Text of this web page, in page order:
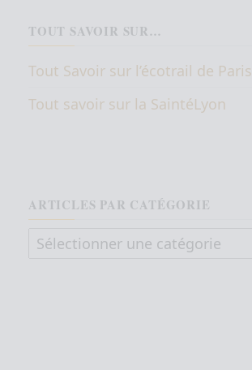
TOUT SAVOIR SUR…
Tout Savoir sur l’écotrail de Paris
Tout savoir sur la SaintéLyon
ARTICLES PAR CATÉGORIE
Articles par catégorie